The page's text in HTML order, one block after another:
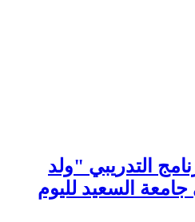
التدريبي "ولد
السعيد لليوم